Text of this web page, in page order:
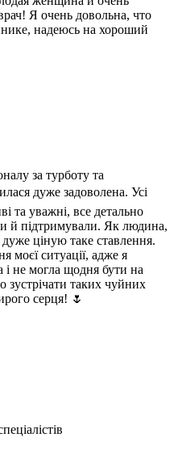
Я очень довольна, что
надеюсь на хороший
за турботу та
дуже задоволена. Усі
та уважні, все детально
й підтримували. Як людина,
ціную таке ставлення.
моєї ситуації, адже я
і не могла щодня бути на
таких чуйних
серця! 🌷